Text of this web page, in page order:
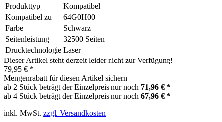
Produkttyp
Kompatibel
Kompatibel zu
64G0H00
Farbe
Schwarz
Seitenleistung
32500 Seiten
Drucktechnologie Laser
Dieser Artikel steht derzeit leider nicht zur Verfügung!
79,95 € *
Mengenrabatt für diesen Artikel sichern
ab 2 Stück beträgt der Einzelpreis nur noch 71,96 € *
ab 4 Stück beträgt der Einzelpreis nur noch 67,96 € *
inkl. MwSt. zzgl. Versandkosten